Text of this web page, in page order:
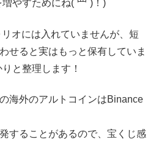
やすためにね(´罒`)！)
オには入れていませんが、短
せると実はもっと保有していま
と整理します！
海外のアルトコインはBinance
することがあるので、宝くじ感